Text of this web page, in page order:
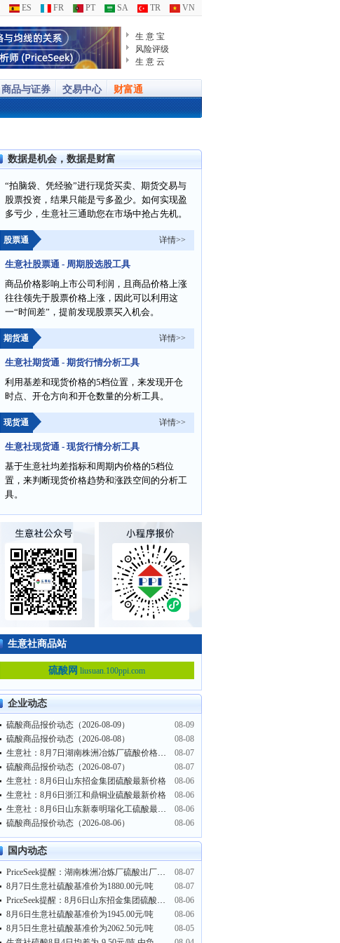
ES FR PT SA TR VN
生 意 宝
风险评级
生 意 云
商品与证券 交易中心 财富通
数据是机会，数据是财富
“拍脑袋、凭经验”进行现货买卖、期货交易与
股票投资，结果只能是亏多盈少。如何实现盈
多亏少，生意社三通助您在市场中抢占先机。
股票通 详情>>
生意社股票通 - 周期股选股工具
商品价格影响上市公司利润，且商品价格上涨
往往领先于股票价格上涨，因此可以利用这
一“时间差”，提前发现股票买入机会。
期货通 详情>>
生意社期货通 - 期货行情分析工具
利用基差和现货价格的5档位置，来发现开仓
时点、开仓方向和开仓数量的分析工具。
现货通 详情>>
生意社现货通 - 现货行情分析工具
基于生意社均差指标和周期内价格的5档位
置，来判断现货价格趋势和涨跌空间的分析工
具。
生意社商品站
硫酸网 liusuan.100ppi.com
企业动态
硫酸商品报价动态（2026-08-09）
08-09
硫酸商品报价动态（2026-08-08）
08-08
生意社：8月7日湖南株洲冶炼厂硫酸价格下调
08-07
硫酸商品报价动态（2026-08-07）
08-07
生意社：8月6日山东招金集团硫酸最新价格
08-06
生意社：8月6日浙江和鼎铜业硫酸最新价格
08-06
生意社：8月6日山东新泰明瑞化工硫酸最新价格
08-06
硫酸商品报价动态（2026-08-06）
08-06
国内动态
PriceSeek提醒：湖南株洲冶炼厂硫酸出厂价下调
08-07
8月7日生意社硫酸基准价为1880.00元/吨
08-07
PriceSeek提醒：8月6日山东招金集团硫酸报价发布
08-06
8月6日生意社硫酸基准价为1945.00元/吨
08-06
8月5日生意社硫酸基准价为2062.50元/吨
08-05